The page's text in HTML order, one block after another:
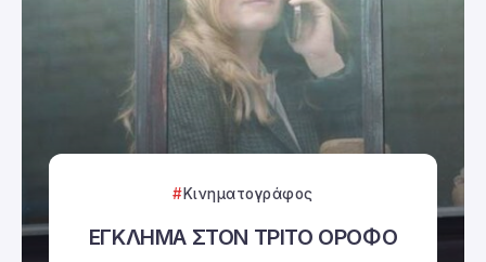
Κινηματογράφος
ΕΓΚΛΗΜΑ ΣΤΟΝ ΤΡΙΤΟ ΟΡΟΦΟ